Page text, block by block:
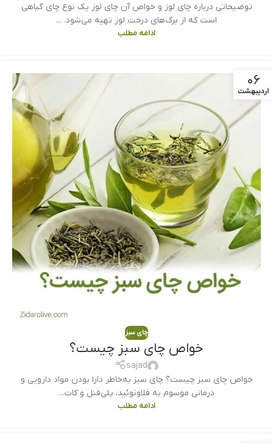
توضیحاتی درباره چای لوز و خواص آن چای لوز یک نوع چای گیاهی
است که از برگ‌های درخت لوز تهیه می‌شود. ...
ادامه مطلب
۰۶
اردیبهشت
چای سبز
خواص چای سبز چیست؟
sajad
خواص چای سبز چیست؟ چای سبز به‌خاطر دارا بودن مواد دارویی و
درمانی موسوم به فلاونوئید، پلی‌فنل و کات...
ادامه مطلب